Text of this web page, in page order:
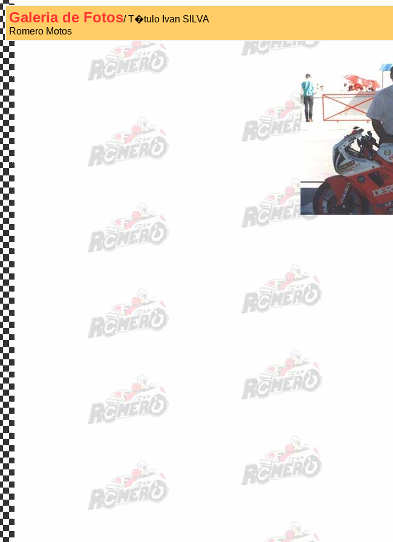
Galeria de Fotos/ T�tulo Ivan SILVA
Romero Motos